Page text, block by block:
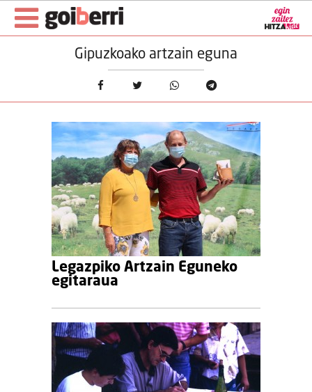
Gipuzkoako artzain eguna
Legazpiko Artzain Eguneko
egitaraua